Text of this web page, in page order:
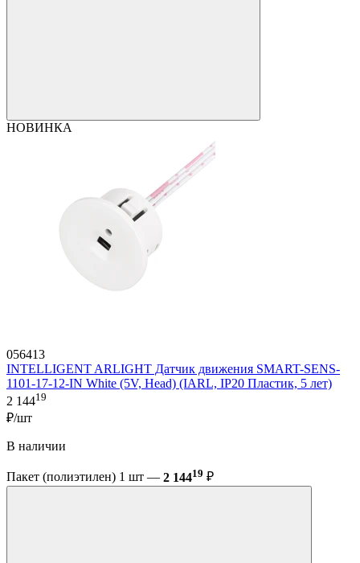
НОВИНКА
056413
INTELLIGENT ARLIGHT Датчик движения SMART-SENS-
1101-17-12-IN White (5V, Head) (IARL, IP20 Пластик, 5 лет)
2 14419
₽/шт
В наличии
Пакет (полиэтилен) 1 шт — 2 14419 ₽